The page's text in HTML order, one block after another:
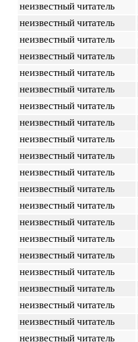
неизвестный читатель
неизвестный читатель
неизвестный читатель
неизвестный читатель
неизвестный читатель
неизвестный читатель
неизвестный читатель
неизвестный читатель
неизвестный читатель
неизвестный читатель
неизвестный читатель
неизвестный читатель
неизвестный читатель
неизвестный читатель
неизвестный читатель
неизвестный читатель
неизвестный читатель
неизвестный читатель
неизвестный читатель
неизвестный читатель
неизвестный читатель